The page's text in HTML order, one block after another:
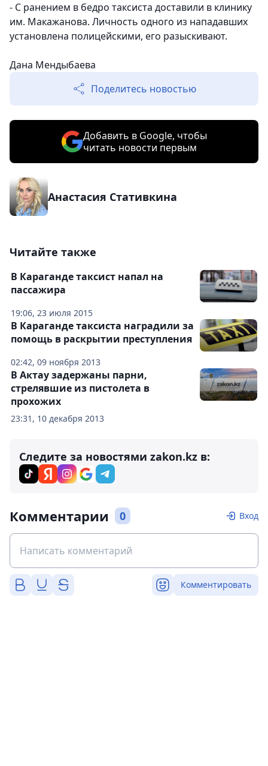
- С ранением в бедро таксиста доставили в клинику
им. Макажанова. Личность одного из нападавших
установлена полицейскими, его разыскивают.
Дана Мендыбаева
Поделитесь новостью
Добавить в Google, чтобы
читать новости первым
Анастасия Стативкина
Читайте также
19:06, 23 июля 2015
В Караганде таксист напал на
пассажира
02:42, 09 ноября 2013
В Караганде таксиста наградили за
помощь в раскрытии преступления
23:31, 10 декабря 2013
В Актау задержаны парни,
стрелявшие из пистолета в
прохожих
Следите за новостями zakon.kz в:
Комментарии 0 Вход
Комментировать